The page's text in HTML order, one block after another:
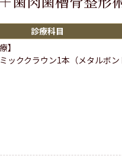
診療科目
】
ッククラウン1本（メタルボ